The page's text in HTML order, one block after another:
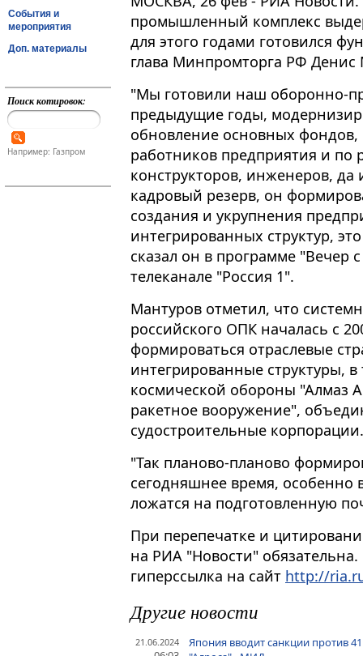
События и
мероприятия
Доп. материалы
Поиск котировок:
Например: Газпром
промышленный комплекс
для этого годами готовился
глава Минпромторга РФ Денис
"Мы готовили наш оборонно-
предыдущие годы,
обновление основных
работников предприятия и по
конструкторов, инженеров, да
кадровый резерв, он
создания и укрупнения
интегрированных структур,
сказал он в программе
телеканале "Россия 1".
Мантуров отметил, что
российского ОПК началась с
формироваться отраслевые
интегрированные структуры,
космической обороны "Алмаз
ракетное вооружение",
судостроительные корпорации.
"Так планово-планово
сегодняшнее время, особенно
ложатся на подготовленную
При перепечатке и
на РИА "Новости"
гиперссылка на сайт http://
Другие новости
21.06.2024
Япония вводит санкции против